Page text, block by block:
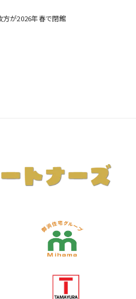
方が2026年春で閉館